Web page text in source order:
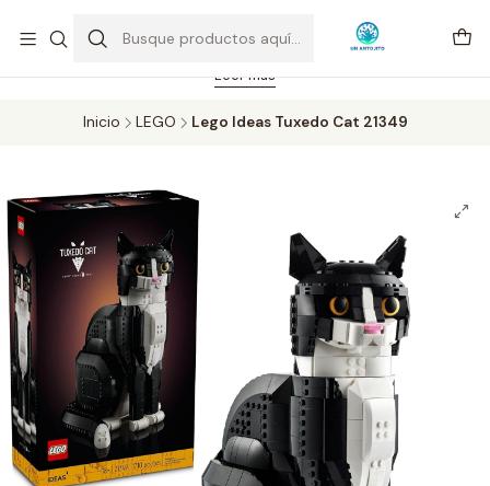
Feriado 21-05-2026 atención hasta las 14 hrs. Envío GRATIS mismo
día solo área Metropolitana Santiago por compras desde CLP 39.900.
Pedidos hasta 16 hrs., sábados y domingos hasta 14 hrs.
Leer más
Inicio LEGO Lego Ideas Tuxedo Cat 21349